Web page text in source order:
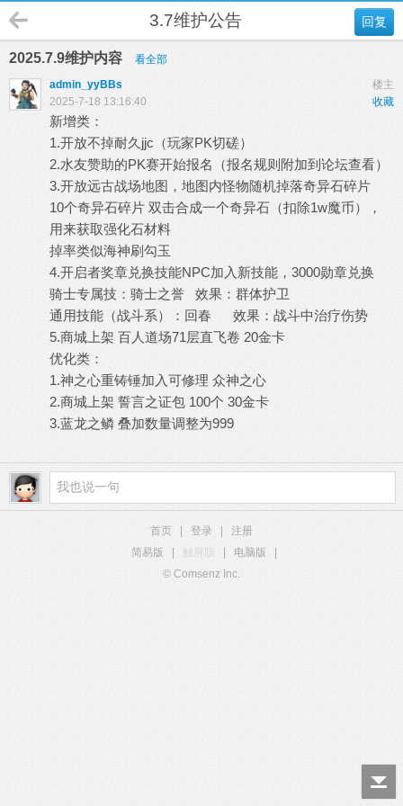
回复
3.7维护公告
2025.7.9维护内容
看全部
楼主
admin_yyBBs
收藏
2025-7-18 13:16:40
新增类：
1.开放不掉耐久jjc（玩家PK切磋）
2.水友赞助的PK赛开始报名（报名规则附加到论坛查看）
3.开放远古战场地图，地图内怪物随机掉落奇异石碎片
10个奇异石碎片 双击合成一个奇异石（扣除1w魔币），
用来获取强化石材料
掉率类似海神刷勾玉
4.开启者奖章兑换技能NPC加入新技能，3000勋章兑换
骑士专属技：骑士之誉 效果：群体护卫
通用技能（战斗系）：回春 效果：战斗中治疗伤势
5.商城上架 百人道场71层直飞卷 20金卡
优化类：
1.神之心重铸锤加入可修理 众神之心
2.商城上架 誓言之证包 100个 30金卡
3.蓝龙之鳞 叠加数量调整为999
首页 登录
注册
简易版
触屏版 电脑版
© Comsenz Inc.